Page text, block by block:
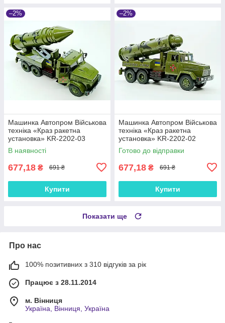
–2%
Машинка Автопром Військова
техніка «Краз ракетна
установка» KR-2202-03
В наявності
677,18 ₴ 691 ₴
Купити
–2%
Машинка Автопром Військова
техніка «Краз ракетна
установка» KR-2202-02
Готово до відправки
677,18 ₴ 691 ₴
Купити
Показати ще
Про нас
100% позитивних з 310 відгуків за рік
Працює з 28.11.2014
м. Вінниця
Україна, Вінниця, Україна